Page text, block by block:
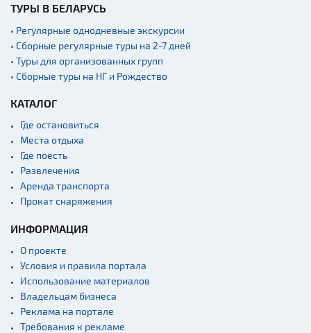
ТУРЫ В БЕЛАРУСЬ
• Регулярные однодневные экскурсии
• Сборные регулярные туры на 2-7 дней
• Туры для организованных групп
• Сборные туры на НГ и Рождество
КАТАЛОГ
Где остановиться
Места отдыха
Где поесть
Развлечения
Аренда транспорта
Прокат снаряжения
ИНФОРМАЦИЯ
О проекте
Условия и правила портала
Использование материалов
Владельцам бизнеса
Реклама на портале
Требования к рекламе